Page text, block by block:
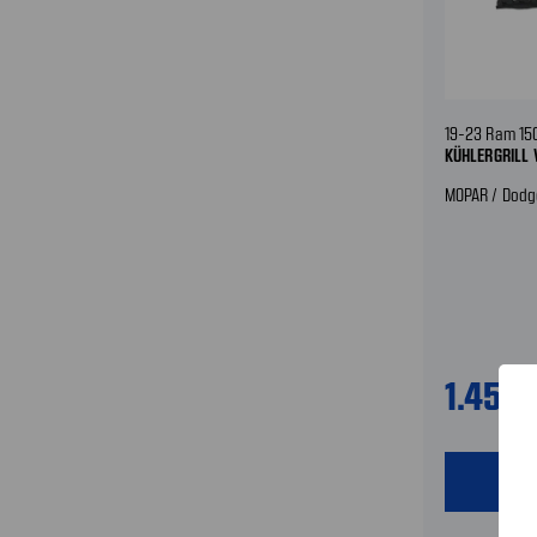
19-23 Ram
KÜHLERGRILL
MOPAR /